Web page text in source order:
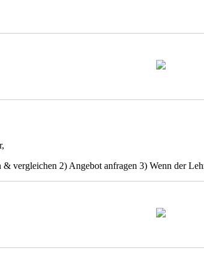
vergleichen 2) Angebot anfragen 3) Wenn der